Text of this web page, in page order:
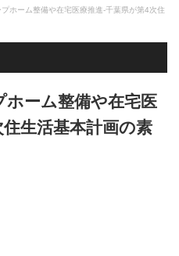
ホーム整備や在宅医療推進-千葉県が第4次住
ホーム整備や在宅医
生活基本計画の素